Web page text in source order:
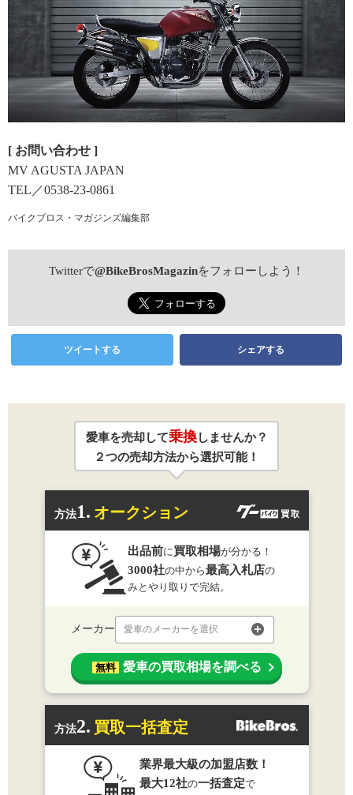
[ お問い合わせ ]
MV AGUSTA JAPAN
TEL／0538-23-0861
バイクブロス・マガジンズ編集部
Twitterで@BikeBrosMagazinをフォローしよう！
ツイートする シェアする
愛車を売却して乗換しませんか？
２つの売却方法から選択可能！
方法1. オークション
出品前に 買取相場が分かる！
3000社の中から最高入札店の
みとやり取りで完結。
メーカー 愛車のメーカーを選択
無料 愛車の買取相場を調べる
方法2. 買取一括査定
業界最大級の加盟店数！
最大12社の一括査定で